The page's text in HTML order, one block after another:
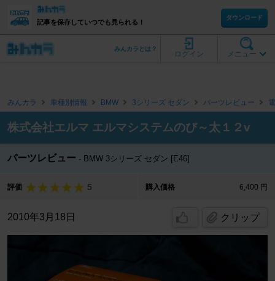
記事を保存していつでも見られる！
ダウンロード
メニュー
ログイン
みんカラとは？
みんカラ 車種別情報 BMW 3シリーズ セダン パーツレビュー
株式会社エルマ エルマシステムのび～太１２v
パーツレビュー BMW 3シリーズ セダン [E46]
評価 5 購入価格 6,400 円
2010年3月18日 クリップ